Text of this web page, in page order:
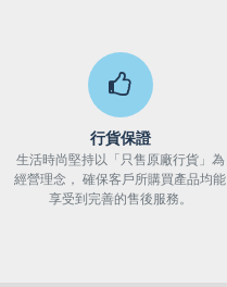
行貨保證
生活時尚堅持以「只售原廠行貨」為
經營理念， 確保客戶所購買產品均能
享受到完善的售後服務。